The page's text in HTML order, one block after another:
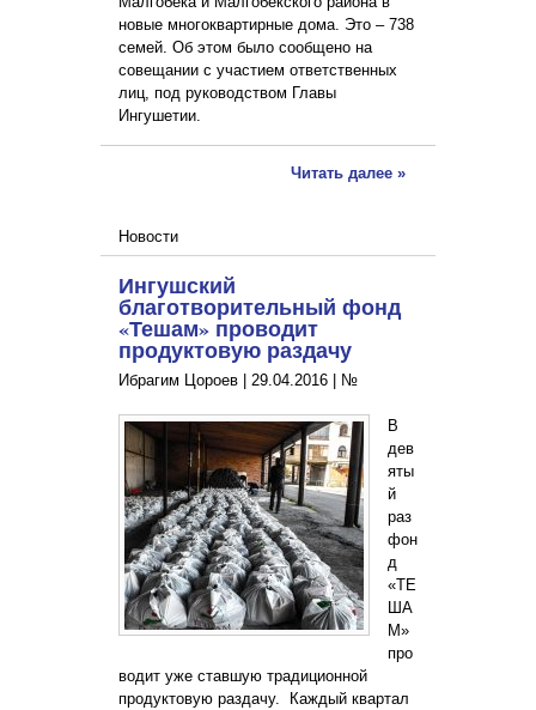
новые многоквартирные дома. Это – 738
семей. Об этом было сообщено на
совещании с участием ответственных
лиц, под руководством Главы
Ингушетии.
Читать далее »
Новости
Ингушский
благотворительный фонд
«Тешам» проводит
продуктовую раздачу
Ибрагим Цороев | 29.04.2016 №
В
дев
яты
й
раз
фон
д
«ТЕ
ША
М»
про
водит уже ставшую традиционной
продуктовую раздачу. Каждый квартал